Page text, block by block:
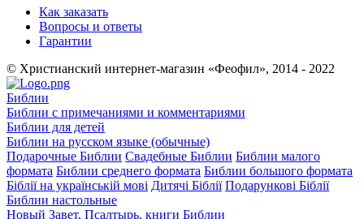
Как заказать
Вопросы и ответы
Гарантии
© Христианский интернет-магазин «Феофил», 2014 - 2022
Библии
Библии с примечаниями и комментариями
Библии для детей
Библии на русском языке (обычные)
Подарочные Библии Свадебные Библии Библии малого
формата Библии среднего формата Библии большого формата
Біблії на українській мові Дитячі Біблії Подарункові Біблії
Библии настольные
Новый Завет, Псалтырь, книги Библии